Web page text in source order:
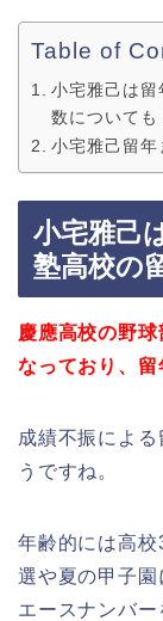
Table of
小宅雅己は留
数についても
小宅雅己留年
小宅雅己
塾高校の
慶應高校の野
なっており、留
成績不振によ
うですね。
年齢的には高
選や夏の甲子園
エースナンバ